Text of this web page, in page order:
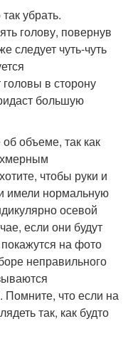
убрать.
голову, повернув
следует чуть-чуть
в сторону
большую
объеме, так как
чтобы руки и
имели нормальную
осевой
если они будут
на фото
неправильного
что если на
так, как будто